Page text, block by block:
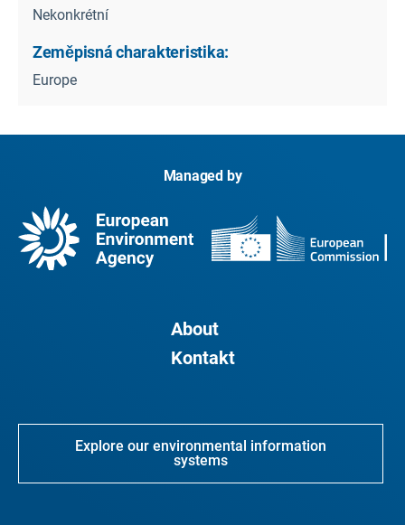
Nekonkrétní
Zeměpisná charakteristika:
Europe
Managed by
About
Kontakt
Explore our environmental information
systems